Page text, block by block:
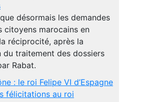
désormais les demandes
citoyens marocains en
réciprocité, après la
du traitement des dossiers
Rabat.
: le roi Felipe VI d’Espagne
félicitations au roi